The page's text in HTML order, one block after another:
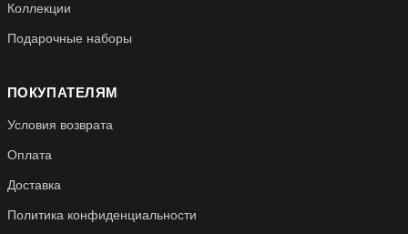
Коллекции
Подарочные наборы
ПОКУПАТЕЛЯМ
Условия возврата
Оплата
Доставка
Политика конфиденциальности